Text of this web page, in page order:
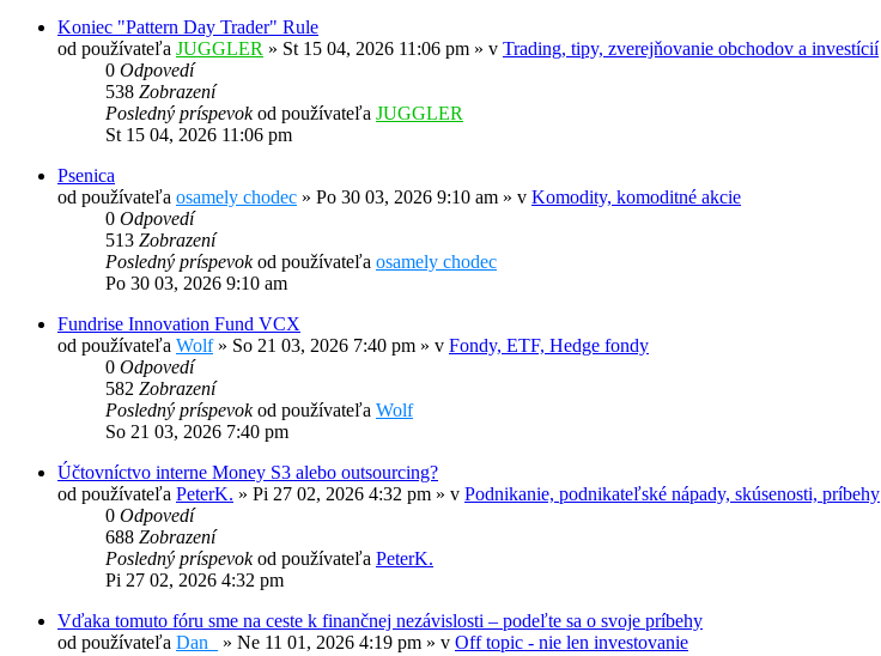
Koniec "Pattern Day Trader" Rule
od používateľa JUGGLER » St 15 04, 2026 11:06 pm » v Trading, tipy, zverejňovanie obchodov a investícií
0 Odpovedí
538 Zobrazení
Posledný príspevokod používateľa JUGGLER
St 15 04, 2026 11:06 pm
Psenica
od používateľa osamely chodec » Po 30 03, 2026 9:10 am » v Komodity, komoditné akcie
0 Odpovedí
513 Zobrazení
Posledný príspevokod používateľa osamely chodec
Po 30 03, 2026 9:10 am
Fundrise Innovation Fund VCX
od používateľa Wolf» So 21 03, 2026 7:40 pm » v Fondy, ETF, Hedge fondy
0 Odpovedí
582 Zobrazení
Posledný príspevokod používateľa Wolf
So 21 03, 2026 7:40 pm
Účtovníctvo interne Money S3 alebo outsourcing?
od používateľa PeterK. » Pi 27 02, 2026 4:32 pm » v Podnikanie, podnikateľské nápady, skúsenosti, príbehy
0 Odpovedí
688 Zobrazení
Posledný príspevokod používateľa PeterK.
Pi 27 02, 2026 4:32 pm
Vďaka tomuto fóru sme na ceste k finančnej nezávislosti – podeľte sa o svoje príbehy
od používateľa Dan_ » Ne 11 01, 2026 4:19 pm » v Off topic - nie len investovanie